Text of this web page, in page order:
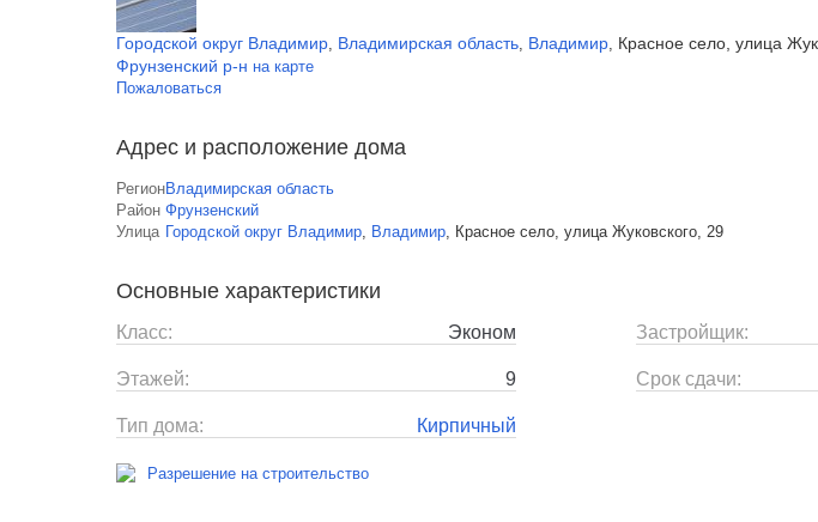
Городской округ Владимир, Владимирская область, Владимир, Красное село, улица
Фрунзенский р-н на карте
Пожаловаться
Адрес и расположение дома
РегионВладимирская область
Район Фрунзенский
Улица Городской округ Владимир, Владимир, Красное село, улица Жуковского, 29
Основные характеристики
Класс: Эконом
Этажей: 9
Тип дома: Кирпичный
Застройщик:
Срок сдачи:
Разрешение на строительство